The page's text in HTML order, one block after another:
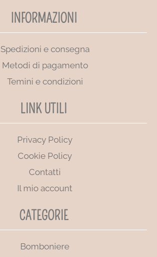
INFORMAZIONI
Spedizioni e consegna
Metodi di pagamento
Temini e condizioni
LINK UTILI
Privacy Policy
Cookie Policy
Contatti
Il mio account
CATEGORIE
Bomboniere